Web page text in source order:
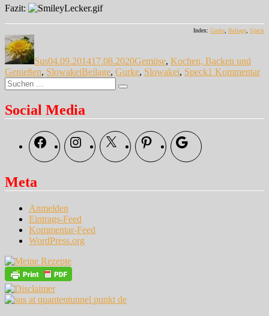
Fazit:
Index: Gurke, Beilage, Speck
Autor
Sus04.09.201417.08.2020Gemüse, Kochen, Backen und
Genießen, SlowakeiSchlagwörter
Beilage, Gurke, Slowakei, Speck1 Kommentarzu
Suche
nach:
Suchen
Social Media
FacebookInstagramX Pinterest Google
Meta
Anmelden
Eintrags-Feed
Kommentar-Feed
WordPress.org